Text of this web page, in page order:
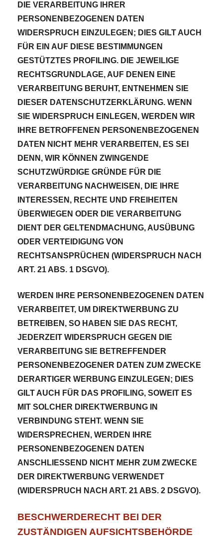
DIE VERARBEITUNG IHRER
PERSONENBEZOGENEN DATEN
WIDERSPRUCH EINZULEGEN; DIES GILT AUCH
FÜR EIN AUF DIESE BESTIMMUNGEN
GESTÜTZTES PROFILING. DIE JEWEILIGE
RECHTSGRUNDLAGE, AUF DENEN EINE
VERARBEITUNG BERUHT, ENTNEHMEN SIE
DIESER DATENSCHUTZERKLÄRUNG. WENN
SIE WIDERSPRUCH EINLEGEN, WERDEN WIR
IHRE BETROFFENEN PERSONENBEZOGENEN
DATEN NICHT MEHR VERARBEITEN, ES SEI
DENN, WIR KÖNNEN ZWINGENDE
SCHUTZWÜRDIGE GRÜNDE FÜR DIE
VERARBEITUNG NACHWEISEN, DIE IHRE
INTERESSEN, RECHTE UND FREIHEITEN
ÜBERWIEGEN ODER DIE VERARBEITUNG
DIENT DER GELTENDMACHUNG, AUSÜBUNG
ODER VERTEIDIGUNG VON
RECHTSANSPRÜCHEN (WIDERSPRUCH NACH
ART. 21 ABS. 1 DSGVO).
WERDEN IHRE PERSONENBEZOGENEN DATEN
VERARBEITET, UM DIREKTWERBUNG ZU
BETREIBEN, SO HABEN SIE DAS RECHT,
JEDERZEIT WIDERSPRUCH GEGEN DIE
VERARBEITUNG SIE BETREFFENDER
PERSONENBEZOGENER DATEN ZUM ZWECKE
DERARTIGER WERBUNG EINZULEGEN; DIES
GILT AUCH FÜR DAS PROFILING, SOWEIT ES
MIT SOLCHER DIREKTWERBUNG IN
VERBINDUNG STEHT. WENN SIE
WIDERSPRECHEN, WERDEN IHRE
PERSONENBEZOGENEN DATEN
ANSCHLIESSEND NICHT MEHR ZUM ZWECKE
DER DIREKTWERBUNG VERWENDET
(WIDERSPRUCH NACH ART. 21 ABS. 2 DSGVO).
BESCHWERDE­RECHT BEI DER
ZUSTÄNDIGEN AUFSICHTS­BEHÖRDE